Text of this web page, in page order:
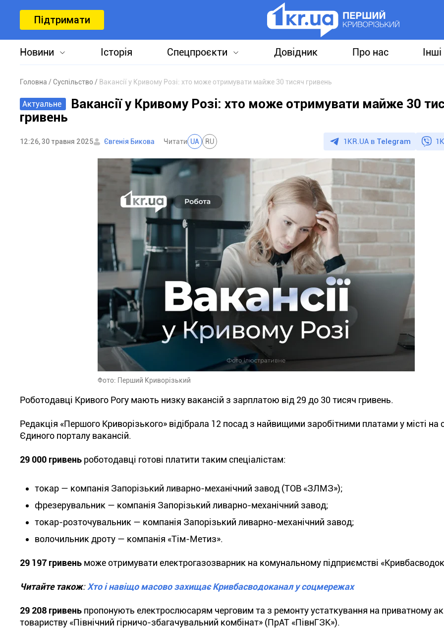
Підтримати
Новини Історія Спецпроєкти Довідник Про нас
Головна Суспільство Вакансії у Кривому Розі: хто може отримувати майже 30 тисяч гривень
Актуальне
Вакансії у Кривому Розі: хто може отримувати майже 30
гривень
12:26, 30 травня 2025 Євгенія Бикова Читати UA RU 1KR.UA в Telegram
Фото: Перший Криворізький
Роботодавці Кривого Рогу мають низку вакансій з зарплатою від 29 до 30 тисяч гривень.
Редакція «Першого Криворізького» відібрала 12 посад з найвищими заробітними платами у місті на
Єдиного порталу вакансій.
29 000 гривень роботодавці готові платити таким спеціалістам:
токар — компанія Запорізький ливарно-механічний завод (ТОВ «ЗЛМЗ»);
фрезерувальник — компанія Запорізький ливарно-механічний завод;
токар-розточувальник — компанія Запорізький ливарно-механічний завод;
волочильник дроту — компанія «Тім-Метиз».
29 197 гривень може отримувати електрогазозварник на комунальному підприємстві
Читайте також:Хто і навіщо масово захищає Кривбасводоканал у соцмережах
29 208 гривень пропонують електрослюсарям черговим та з ремонту устаткування на приватному
товариству «Північний гірничо-збагачувальний комбінат» (ПрАТ «ПівнГЗК»).